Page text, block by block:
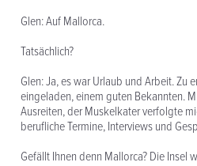
Glen: Auf Mallorca.
Tatsächlich?
Glen: Ja, es war Urlaub und Arbeit. Zu
eingeladen, einem guten Bekannten.
Ausreiten, der Muskelkater verfolgte
berufliche Termine, Interviews und
Gefällt Ihnen denn Mallorca? Die Insel